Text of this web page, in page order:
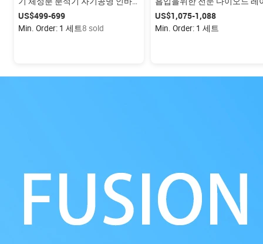
디 27 체성분 분석기
US$499-699
Min. Order: 1 세트8 sold
지방 분해 기계 엔돌레이저 페
스 리프팅 980nm
US$1,075-1,088
Min. Order: 1 세트